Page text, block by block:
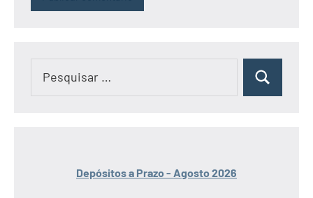
Pesquisar
Depósitos a Prazo - Agosto 2026